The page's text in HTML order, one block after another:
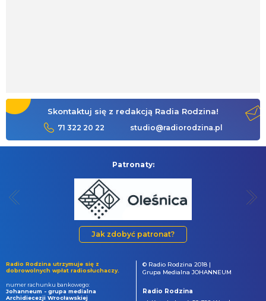
Skontaktuj się z redakcją Radia Rodzina!
71 322 20 22 studio@radiorodzina.pl
Patronaty:
Jak zdobyć patronat?
Radio Rodzina utrzymuje się z
dobrowolnych wpłat radiosłuchaczy.
numer rachunku bankowego:
Johanneum - grupa medialna
Archidiecezji Wrocławskiej
© Radio Rodzina 2018 |
Grupa Medialna JOHANNEUM
Radio Rodzina